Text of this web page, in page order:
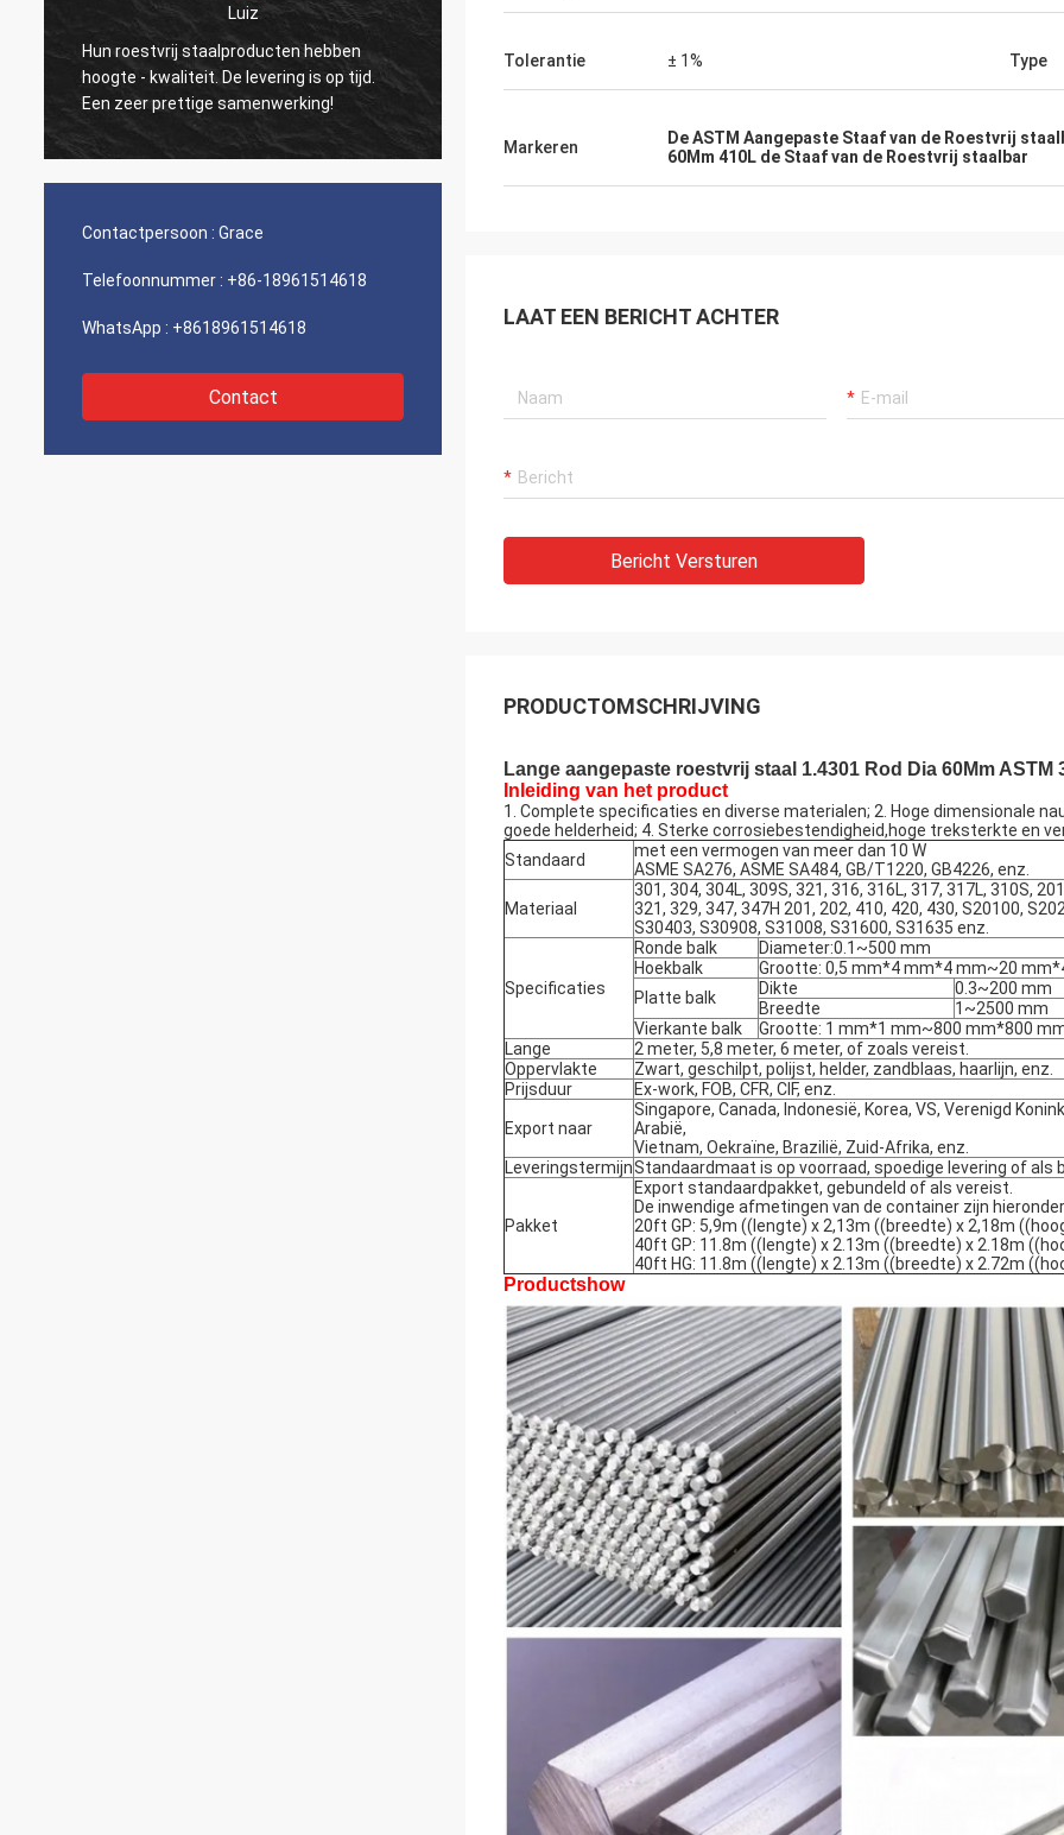
Luiz
Hun roestvrij staalproducten hebben
hoogte - kwaliteit. De levering is op tijd.
Een zeer prettige samenwerking!
heb ik nul gebrekkig tarief ontmoet.
Hopelijk zult u deze goede voorwaarde
Eric
Wanneer u uw partners
de waarschijnlijkheid
Contactpersoon : Grace
Telefoonnummer : +86-18961514618
WhatsApp : +8618961514618
Contact
Tolerantie ± 1% Type
Markeren De ASTM Aangepaste Staaf van de Roestvrij
60Mm 410L de Staaf van de Roestvrij staalbar
LAAT EEN BERICHT ACHTER
Bericht Versturen
PRODUCTOMSCHRIJVING
Lange aangepaste roestvrij staal 1.4301 Rod Dia 60Mm
Inleiding van het product
1. Complete specificaties en diverse materialen; 2. Hoge dimensionale
goede helderheid; 4. Sterke corrosiebestendigheid,hoge treksterkte en
Standaard
met een vermogen van meer dan 10 W
ASME SA276, ASME SA484, GB/T1220, GB4226, enz.
Materiaal
301, 304, 304L, 309S, 321, 316, 316L, 317, 317L, 310S,
321, 329, 347, 347H 201, 202, 410, 420, 430, S20100,
S30403, S30908, S31008, S31600, S31635 enz.
Specificaties
Ronde balk
Diameter:0.1~500 mm
Hoekbalk
Grootte: 0,5 mm*4 mm*4 mm~20
Platte balk
Dikte
0.3~200 mm
Breedte
1~2500 mm
Vierkante balk
Grootte: 1 mm*1 mm~800 mm*800
Lange
2 meter, 5,8 meter, 6 meter, of zoals vereist.
Oppervlakte
Zwart, geschilpt, polijst, helder, zandblaas, haarlijn, enz.
Prijsduur
Ex-work, FOB, CFR, CIF, enz.
Export naar
Singapore, Canada, Indonesië, Korea, VS, Verenigd
Arabië,
Vietnam, Oekraïne, Brazilië, Zuid-Afrika, enz.
LeveringstermijnStandaardmaat is op voorraad, spoedige levering of als
Pakket
Export standaardpakket, gebundeld of als vereist.
De inwendige afmetingen van de container zijn
20ft GP: 5,9m ((lengte) x 2,13m ((breedte) x 2,18m
40ft GP: 11.8m ((lengte) x 2.13m ((breedte) x 2.18m
40ft HG: 11.8m ((lengte) x 2.13m ((breedte) x 2.72m
Productshow